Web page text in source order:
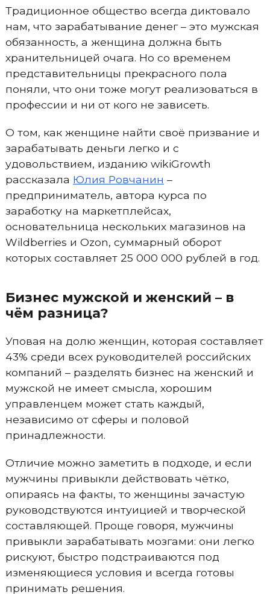
Традиционное общество всегда диктовало
нам, что зарабатывание денег – это мужская
обязанность, а женщина должна быть
хранительницей очага. Но со временем
представительницы прекрасного пола
поняли, что они тоже могут реализоваться в
профессии и ни от кого не зависеть.
О том, как женщине найти своё призвание и
зарабатывать деньги легко и с
удовольствием, изданию wikiGrowth
рассказала Юлия Ровчанин –
предприниматель, автора курса по
заработку на маркетплейсах,
основательница нескольких магазинов на
Wildberries и Ozon, суммарный оборот
которых составляет 25 000 000 рублей в год.
Бизнес мужской и женский – в
чём разница?
Уповая на долю женщин, которая составляет
43% среди всех руководителей российских
компаний – разделять бизнес на женский и
мужской не имеет смысла, хорошим
управленцем может стать каждый,
независимо от сферы и половой
принадлежности.
Отличие можно заметить в подходе, и если
мужчины привыкли действовать чётко,
опираясь на факты, то женщины зачастую
руководствуются интуицией и творческой
составляющей. Проще говоря, мужчины
привыкли зарабатывать мозгами: они легко
рискуют, быстро подстраиваются под
изменяющиеся условия и всегда готовы
принимать решения.